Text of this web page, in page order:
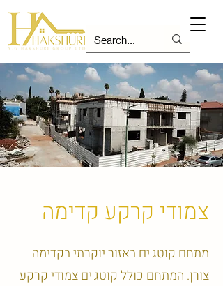
צמודי קרקע קדימה
מתחם קוטג'ים באזור יוקרתי בקדימה
צורן. המתחם כולל קוטג'ים צמודי קרקע